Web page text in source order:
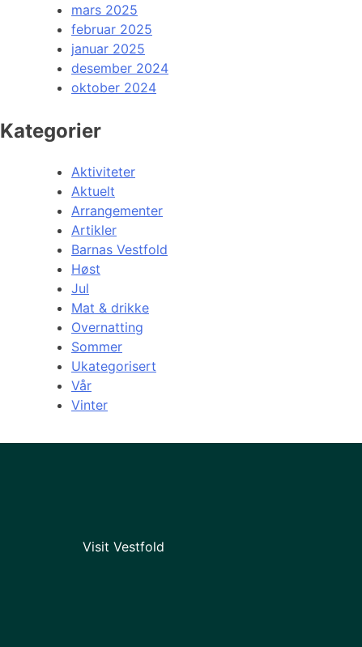
mars 2025
februar 2025
januar 2025
desember 2024
oktober 2024
Kategorier
Aktiviteter
Aktuelt
Arrangementer
Artikler
Barnas Vestfold
Høst
Jul
Mat & drikke
Overnatting
Sommer
Ukategorisert
Vår
Vinter
Visit Vestfold